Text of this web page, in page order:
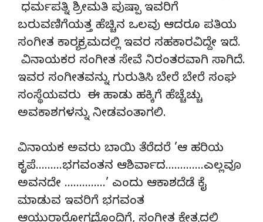
ಧರ್ಮಪತ್ನಿ ಶ್ರೀಮತಿ ಪುಷ್ಪಾ ಇವರಿಗೆ
ಬರುವಣಿಗೆಯತ್ತ ಹೆಚ್ಚಿನ ಒಲವು ಆದರೂ ಪತಿಯ
ಸಂಗೀತ ಕಾರ್‍ಯಕ್ರಮದಲ್ಲಿ ಇವರ ಸಹಕಾರವಿದ್ದೇ ಇದೆ.
ವಿನಾಯಕರ ಸಂಗೀತ ಸೇವೆ ನಿರಂತರವಾಗಿ ಸಾಗಿದೆ.
ಇವರ ಸಂಗೀತವನ್ನು ಗುರುತಿಸಿ ಬೇರೆ ಬೇರೆ ಸಂಘ
ಸಂಸ್ಥೆಯವರು ಈ ಹಾಡು ಹಕ್ಕಿಗೆ ಹೆಚ್ಚೆಚ್ಚು
ಅವಕಾಶಗಳನ್ನು ನೀಡವಂತಾಗಲಿ.
ವಿನಾಯಕ ಅವರು ಬಾಯಿ ತೆರೆದರೆ ’ಆ ಹರಿಯ
ಕೃಪೆ………ಭಗವಂತನ ಆಶಿರ್ವಾದ………….ಎಲ್ಲವೂ
ಅವನದೇ …………..’ ಎಂದು ಆಕಾಶದೆಡೆ ಕೈ
ಮಾಡುವ ಇವರಿಗೆ ಭಗವಂತ